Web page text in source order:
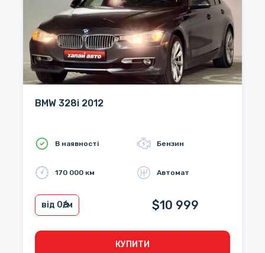
BMW 328i 2012
В наявності Бензин
170 000 км Автомат
від 0₴/м $10 999
КУПИТИ